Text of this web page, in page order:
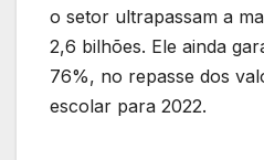
o setor ultrapassam a
2,6 bilhões. Ele ainda
76%, no repasse dos
escolar para 2022.